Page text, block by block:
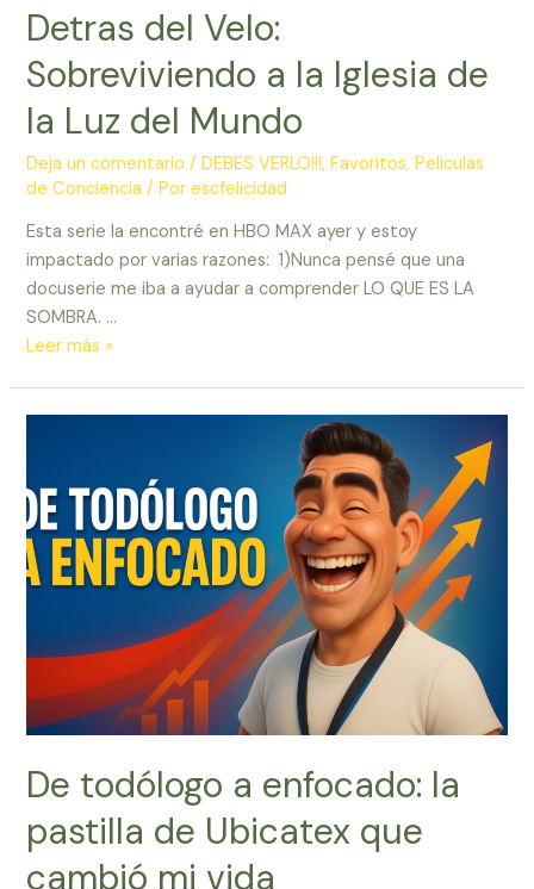
Detras del Velo:
Sobreviviendo a la Iglesia de
la Luz del Mundo
Deja un comentario /DEBES VERLO!!!,Favoritos,Peliculas
de Conciencia / Porescfelicidad
Esta serie la encontré en HBO MAX ayer y estoy
impactado por varias razones: 1)Nunca pensé que una
docuserie me iba a ayudar a comprender LO QUE ES LA
SOMBRA. …
Detras
la
Iglesia
de
la
Mundo
Leer más »
De todólogo a enfocado: la
pastilla de Ubicatex que
cambió mi vida